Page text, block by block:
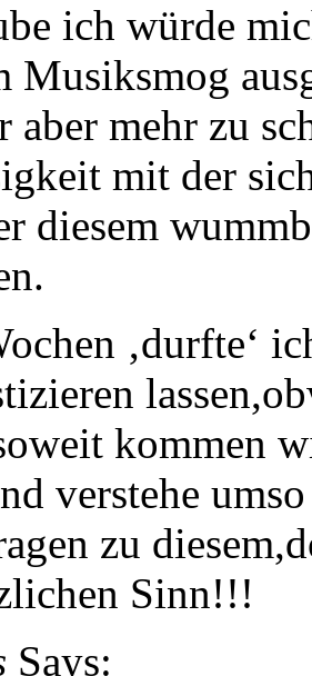
ich würde
Musiksmog
aber mehr zu
mit der
diesem
‚durfte‘
kommen
verstehe
zu
Sinn!!!
Says: